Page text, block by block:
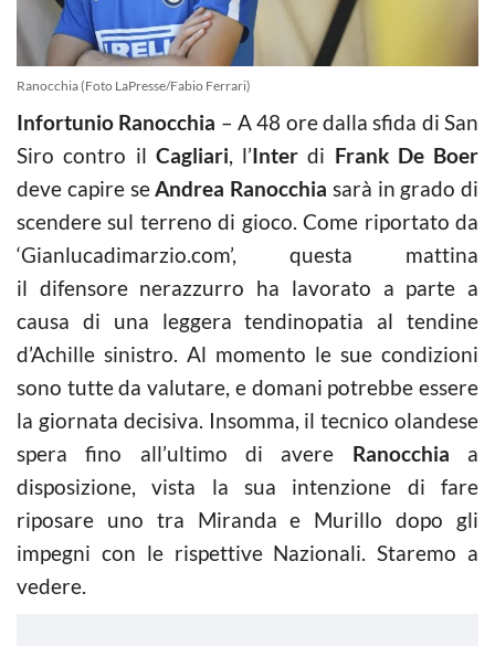
Ranocchia (Foto LaPresse/Fabio Ferrari)
Infortunio Ranocchia – A 48 ore dalla sfida di San
Siro contro il Cagliari, l’Inter di Frank De Boer
deve capire seAndrea Ranocchia sarà in grado di
scendere sul terreno di gioco. Come riportato da
‘Gianlucadimarzio.com’, questa mattina
il difensore nerazzurro ha lavorato a parte a
causa di una leggera tendinopatia al tendine
d’Achille sinistro. Al momento le sue condizioni
sono tutte da valutare, e domani potrebbe essere
la giornata decisiva. Insomma, il tecnico olandese
spera fino all’ultimo di avere Ranocchia a
disposizione, vista la sua intenzione di fare
riposare uno tra Miranda e Murillo dopo gli
impegni con le rispettive Nazionali. Staremo a
vedere.